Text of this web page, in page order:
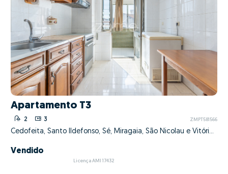
Apartamento T3
2 3 ZMPT581566
Cedofeita, Santo Ildefonso, Sé, Miragaia, São Nicolau e Vitória, Porto, Porto
Vendido
Licença AMI 17432